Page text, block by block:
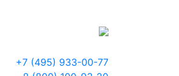
+7 (495) 933-00-77